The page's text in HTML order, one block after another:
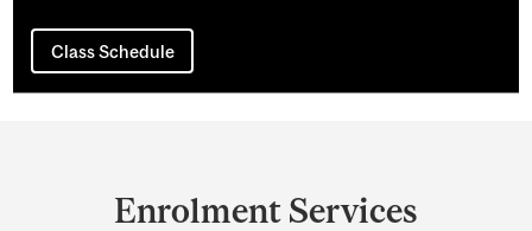
Class Schedule
Enrolment Services